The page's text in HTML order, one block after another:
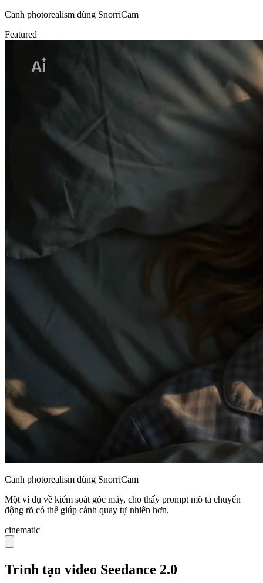
Cảnh photorealism dùng SnorriCam
Featured
Cảnh photorealism dùng SnorriCam
Một ví dụ về kiểm soát góc máy, cho thấy prompt mô tả chuyển
động rõ có thể giúp cảnh quay tự nhiên hơn.
cinematic
Trình tạo video Seedance 2.0